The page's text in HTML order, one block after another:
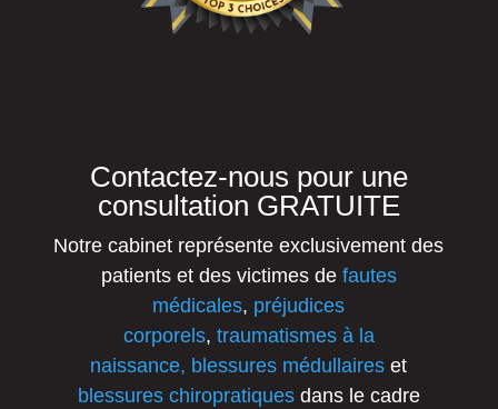
Contactez-nous pour une
consultation GRATUITE
Notre cabinet représente exclusivement des
patients et des victimes de fautes
médicales, préjudices
corporels, traumatismes à la
naissance, blessures médullaires et
blessures chiropratiquesdans le cadre